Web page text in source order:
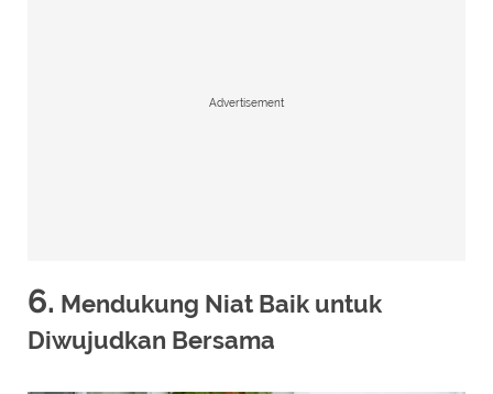
Advertisement
6. Mendukung Niat Baik untuk
Diwujudkan Bersama